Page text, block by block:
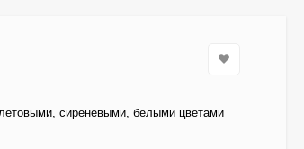
сиреневыми, белыми цветами
Гортензия Полистар
590₽